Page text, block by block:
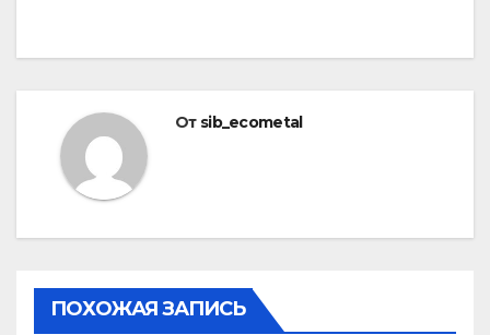
От sib_ecometal
ПОХОЖАЯ ЗАПИСЬ